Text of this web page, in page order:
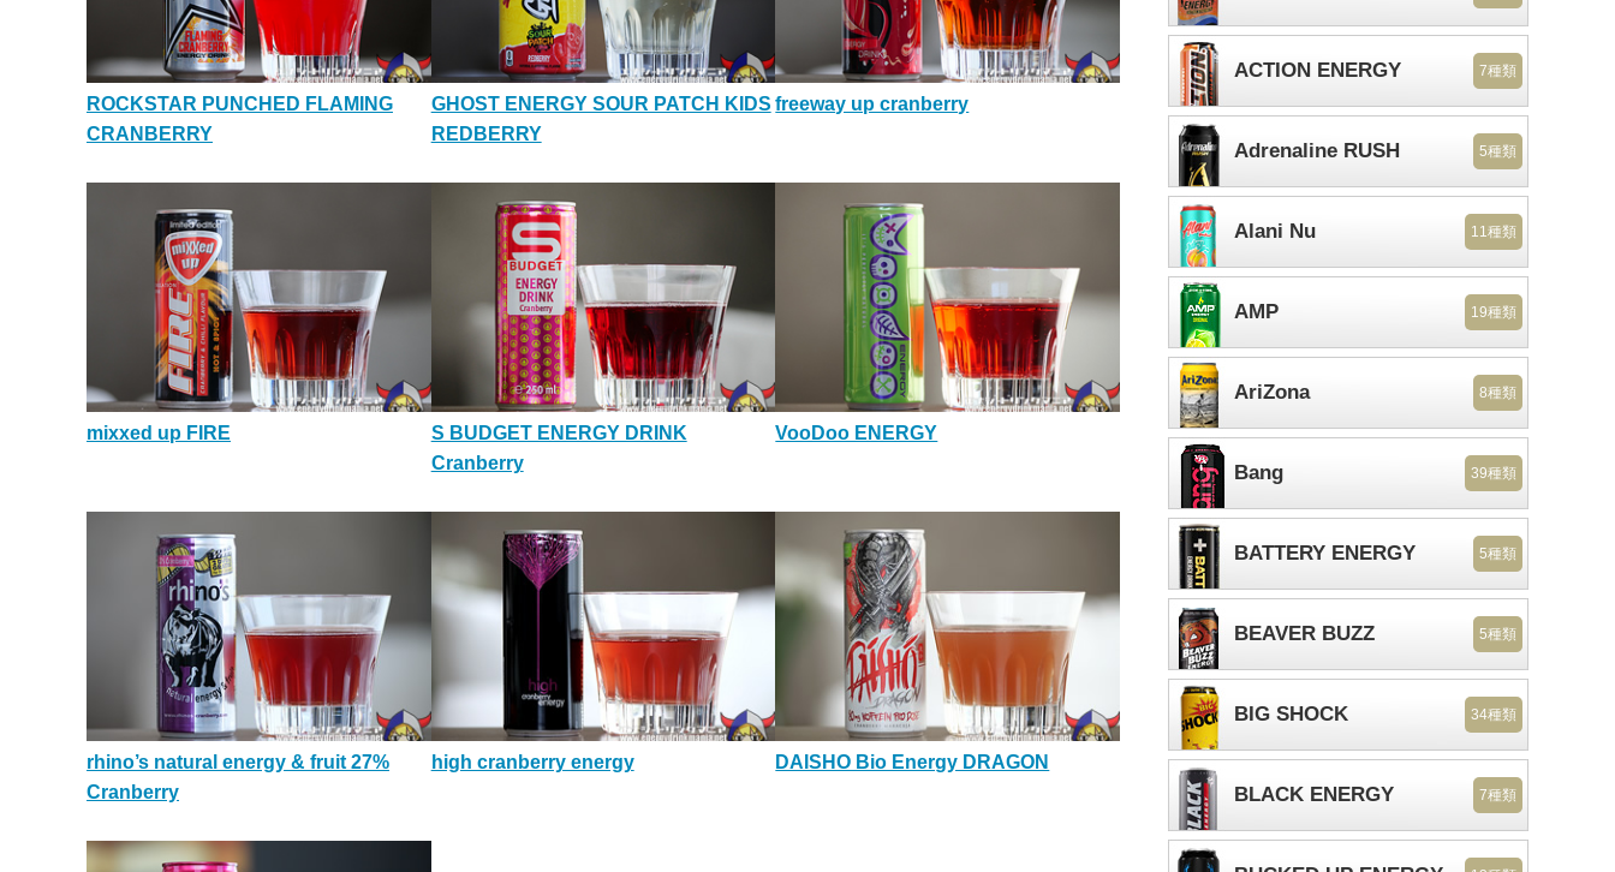
ROCKSTAR PUNCHED FLAMING
CRANBERRY
GHOST ENERGY SOUR PATCH KIDS
REDBERRY
freeway up cranberry
mixxed up FIRE
S BUDGET ENERGY DRINK
Cranberry
VooDoo ENERGY
rhino’s natural energy & fruit 27%
Cranberry
high cranberry energy DAISHO Bio Energy DRAGON
ACTION ENERGY 7種類
Adrenaline RUSH 5種類
Alani Nu 11種類
AMP 19種類
AriZona 8種類
Bang 39種類
BATTERY ENERGY 5種類
BEAVER BUZZ 5種類
BIG SHOCK 34種類
BLACK ENERGY 7種類